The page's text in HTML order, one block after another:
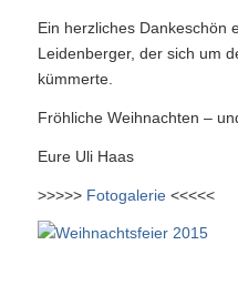
Ein herzliches Dankeschön
Leidenberger, der sich um
kümmerte.
Fröhliche Weihnachten –
Eure Uli Haas
>>>>> Fotogalerie<<<<<